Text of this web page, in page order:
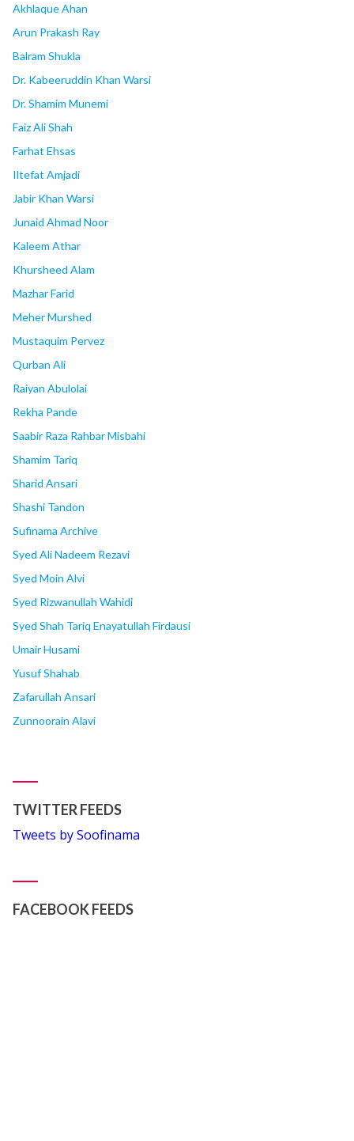
Akhlaque Ahan
Arun Prakash Ray
Balram Shukla
Dr. Kabeeruddin Khan Warsi
Dr. Shamim Munemi
Faiz Ali Shah
Farhat Ehsas
Iltefat Amjadi
Jabir Khan Warsi
Junaid Ahmad Noor
Kaleem Athar
Khursheed Alam
Mazhar Farid
Meher Murshed
Mustaquim Pervez
Qurban Ali
Raiyan Abulolai
Rekha Pande
Saabir Raza Rahbar Misbahi
Shamim Tariq
Sharid Ansari
Shashi Tandon
Sufinama Archive
Syed Ali Nadeem Rezavi
Syed Moin Alvi
Syed Rizwanullah Wahidi
Syed Shah Tariq Enayatullah Firdausi
Umair Husami
Yusuf Shahab
Zafarullah Ansari
Zunnoorain Alavi
TWITTER FEEDS
Tweets by Soofinama
FACEBOOK FEEDS